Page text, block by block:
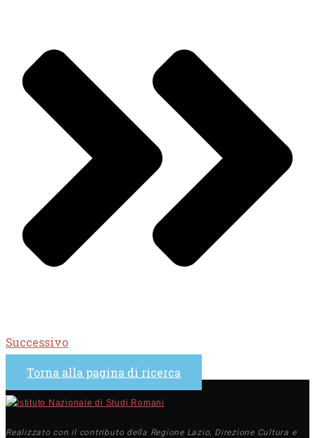
Successivo
Torna alla pagina di ricerca
Realizzato con il contributo della Regione Lazio, Direzione Cultura e